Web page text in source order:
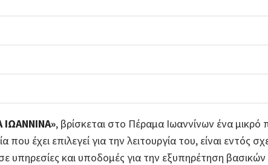
, βρίσκεται στο Πέραμα Ιωαννίνων ένα μικρό
έχει επιλεγεί για την λειτουργία του, είναι εντός
υπηρεσίες και υποδομές για την εξυπηρέτηση